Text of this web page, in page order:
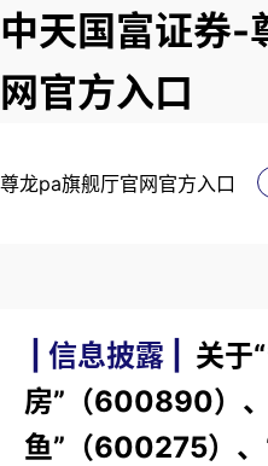
中天国富证券-
网官方入口
尊龙pa旗舰厅官网官方入口
| 信息披露 |
关于
房”（600890）
鱼”（600275）